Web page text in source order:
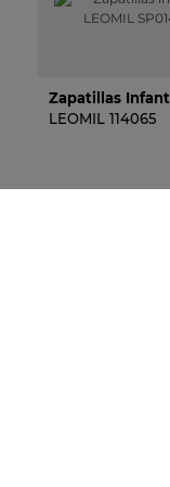
LEOMIL 114065